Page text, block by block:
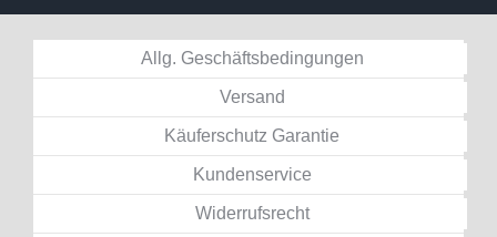
Allg. Geschäftsbedingungen
Versand
Käuferschutz Garantie
Kundenservice
Widerrufsrecht